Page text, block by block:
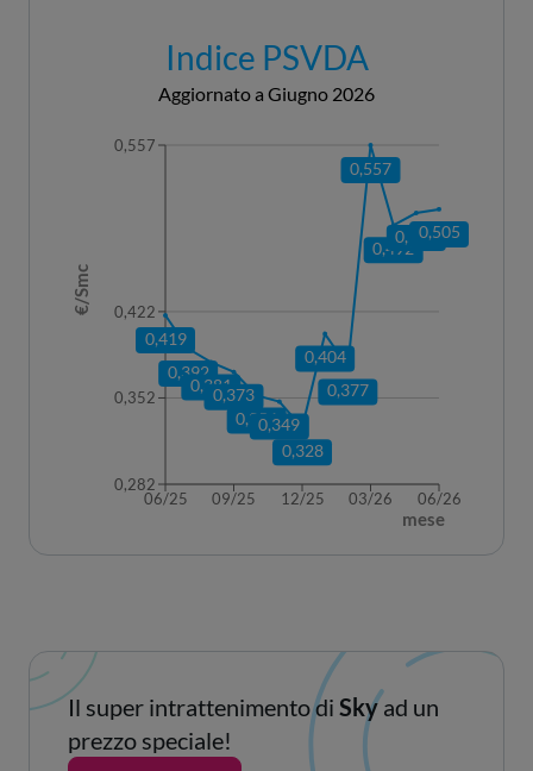
Indice PSVDA
Aggiornato a Giugno 2026
06/25 09/25 12/25 03/26 06/26
mese
0,282
0,352
0,422
0,557
€/Smc
0,419
0,392
0,3810,373
0,3540,349
0,328
0,404
0,377
0,557
0,492
0,5020,505
Il super intrattenimento di Skyad un
prezzo speciale!